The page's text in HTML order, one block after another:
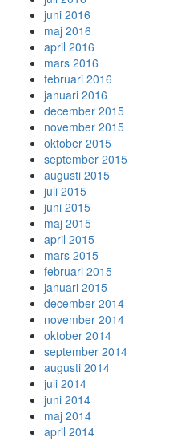
juni 2016
maj 2016
april 2016
mars 2016
februari 2016
januari 2016
december 2015
november 2015
oktober 2015
september 2015
augusti 2015
juli 2015
juni 2015
maj 2015
april 2015
mars 2015
februari 2015
januari 2015
december 2014
november 2014
oktober 2014
september 2014
augusti 2014
juli 2014
juni 2014
maj 2014
april 2014